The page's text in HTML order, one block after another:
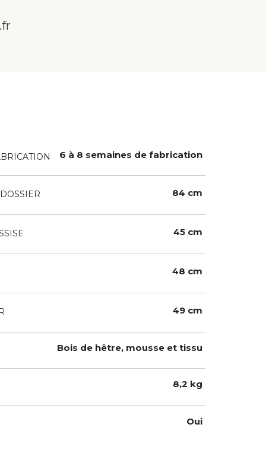
6 à 8 semaines de fabrication
84 cm
45 cm
48 cm
49 cm
Bois de hêtre, mousse et tissu
8,2 kg
Oui